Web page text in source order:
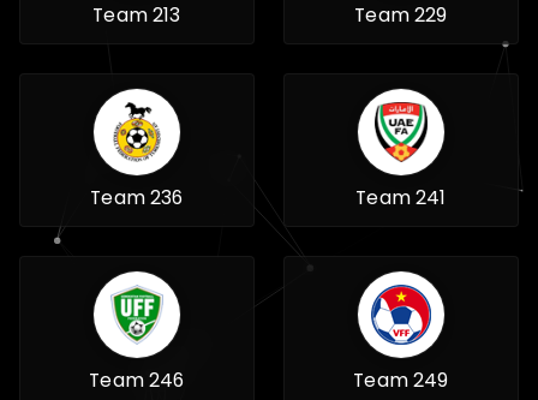
Team 213 Team 229
Team 236 Team 241
Team 246 Team 249